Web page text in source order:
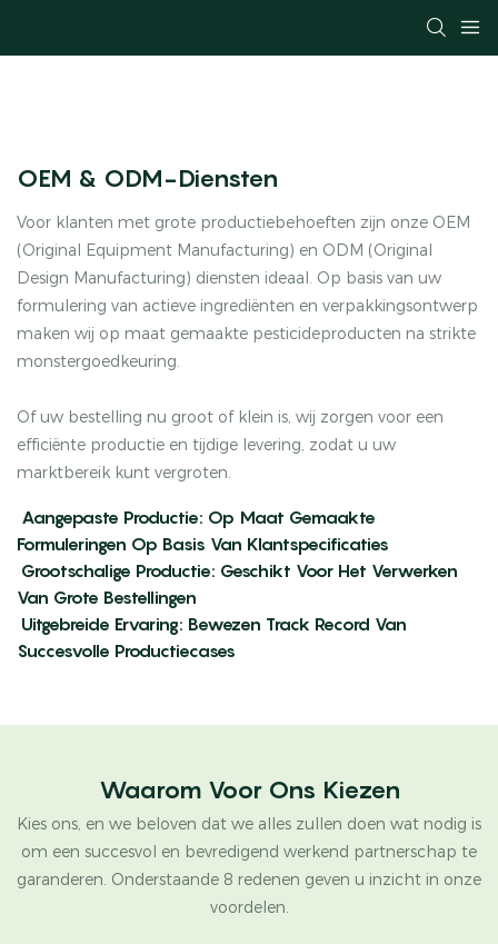
OEM & ODM-Diensten
Voor klanten met grote productiebehoeften zijn onze OEM
(Original Equipment Manufacturing) en ODM (Original
Design Manufacturing) diensten ideaal. Op basis van uw
formulering van actieve ingrediënten en verpakkingsontwerp
maken wij op maat gemaakte pesticideproducten na strikte
monstergoedkeuring.
Of uw bestelling nu groot of klein is, wij zorgen voor een
efficiënte productie en tijdige levering, zodat u uw
marktbereik kunt vergroten.
Aangepaste Productie: Op Maat Gemaakte
Formuleringen Op Basis Van Klantspecificaties
Grootschalige Productie: Geschikt Voor Het Verwerken
Van Grote Bestellingen
Uitgebreide Ervaring: Bewezen Track Record Van
Succesvolle Productiecases
Waarom Voor Ons Kiezen
Kies ons, en we beloven dat we alles zullen doen wat nodig is
om een ​​succesvol en bevredigend werkend partnerschap te
garanderen. Onderstaande 8 redenen geven u inzicht in onze
voordelen.